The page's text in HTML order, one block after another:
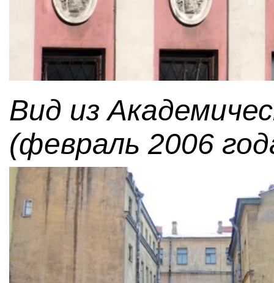
Вид из
(февраль 2006